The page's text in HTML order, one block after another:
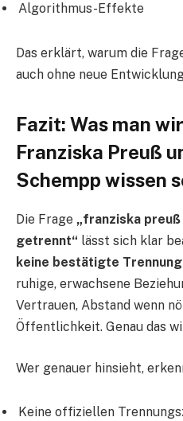
Algorithmus-Effekte
Das erklärt, warum die
auch ohne neue
Fazit: Was man
Franziska Preuß
Schempp wissen
Die Frage „franziska
getrennt“ lässt sich klar
keine bestätigte
ruhige, erwachsene
Vertrauen, Abstand wenn
Öffentlichkeit. Genau das
Wer genauer hinsieht,
Keine offiziellen